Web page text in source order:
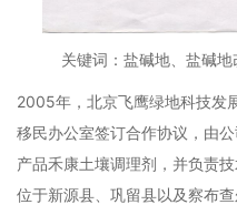
关键词：盐碱地、盐碱
2005年，北京飞鹰绿地科技发
移民办公室签订合作协议，由
产品禾康土壤调理剂，并负责
位于新源县、巩留县以及察布